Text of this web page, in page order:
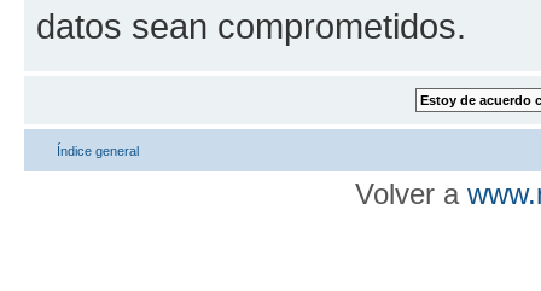
datos sean comprometidos.
Índice general
Volver a